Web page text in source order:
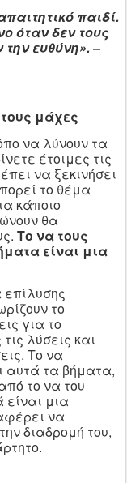
παιδί.
όταν δεν τους
ευθύνη». –
μάχες
να λύνουν τα
έτοιμες τις
να ξεκινήσει
το θέμα
κάποιο
θα
Το να τους
είναι μια
το
για το
λύσεις και
Το να
αυτά τα βήματα,
το να του
μια
να
διαδρομή του,